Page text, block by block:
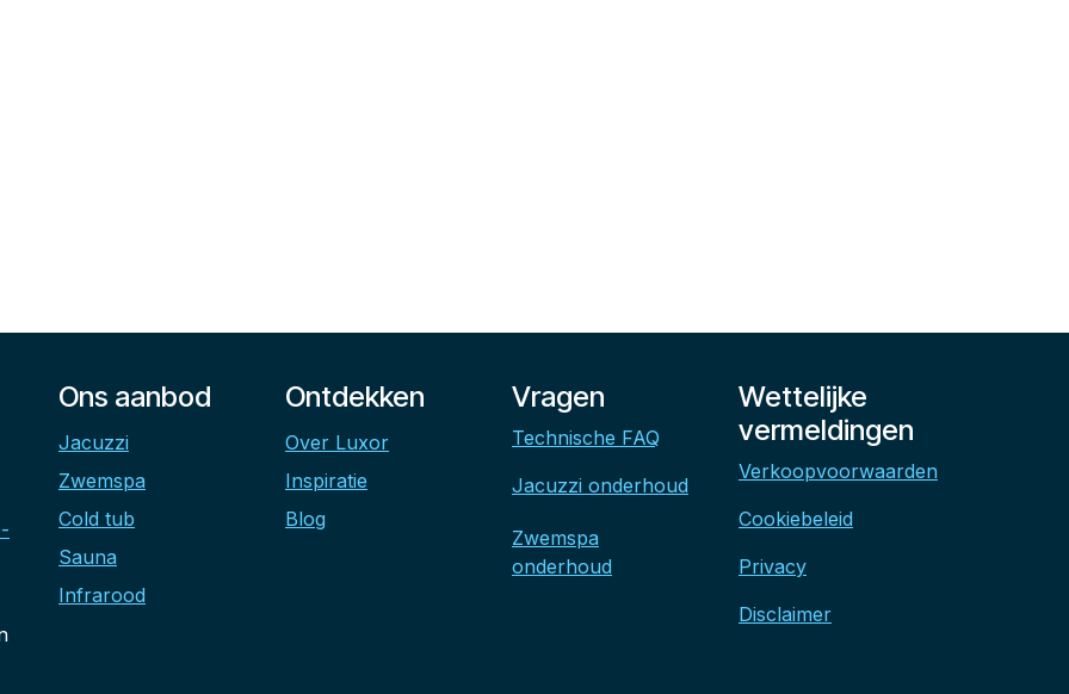
Ons aanbod
Jacuzzi
Zwemspa
Cold tub
Sauna
Infrarood
Ontdekken
Over Luxor
Inspiratie
Blog
Vragen
Technische FAQ
Jacuzzi onderhoud
Zwemspa
onderhoud
Wettelijke
vermeldingen
Verkoopvoorwaarden
Cookiebeleid
Privacy
Disclaimer